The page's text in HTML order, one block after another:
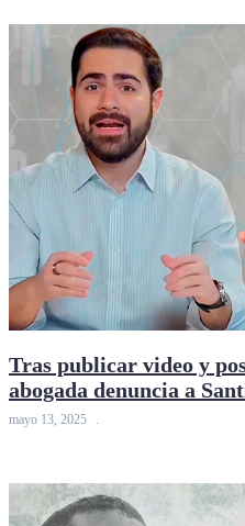
Tras publicar video y
abogada denuncia a
mayo 13, 2025